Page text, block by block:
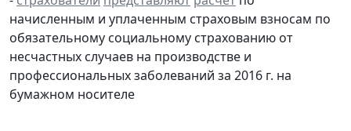
начисленным и уплаченным страховым взносам по
обязательному социальному страхованию от
несчастных случаев на производстве и
профессиональных заболеваний за 2016 г. на
бумажном носителе